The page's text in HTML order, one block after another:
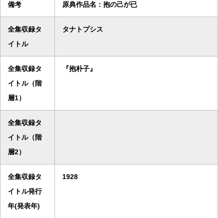
備考 原典作品名：抱の己が已
全集収録タ
イトル
タナトプシス
全集収録タ
イトル（階
層1）
『抱朴子』
全集収録タ
イトル（階
層2）
全集収録タ
イトル発行
年(発表年)
1928